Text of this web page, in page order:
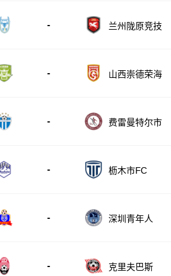
- 兰州陇原竞技
- 山西崇德荣海
- 费雷曼特尔市
- 枥木市FC
- 深圳青年人
- 克里夫巴斯